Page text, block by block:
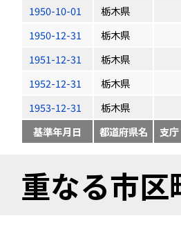
1950-10-01
栃木県
1950-12-31
栃木県
1951-12-31
栃木県
1952-12-31
栃木県
1953-12-31
栃木県
基準年月日
都道府県名 支
重なる市